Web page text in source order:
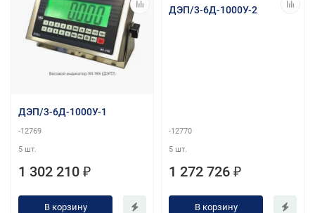
ДЭП/3-6Д-1000У-1
-12769
5 шт.
1 302 210 ₽
В корзину
ДЭП/3-6Д-1000У-2
-12770
5 шт.
1 272 726 ₽
В корзину